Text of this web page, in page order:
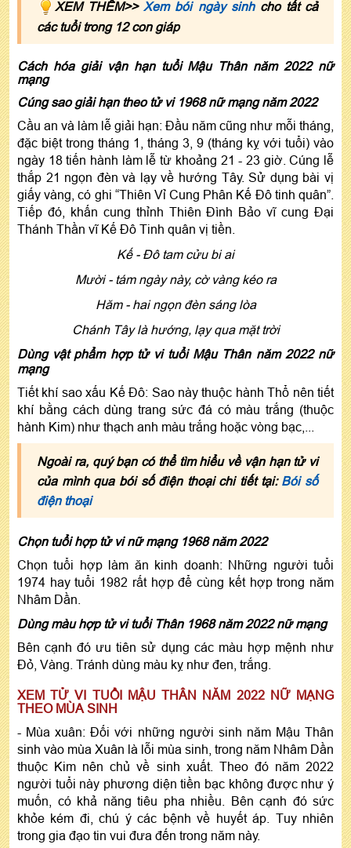
XEM THÊM>> Xem bói ngày sinhcho tất cả
các tuổi trong 12 con giáp
Cách hóa giải vận hạn tuổi Mậu Thân năm 2022 nữ
mạng
Cúng sao giải hạn theo tử vi 1968 nữ mạng năm 2022
Cầu an và làm lễ giải hạn: Đầu năm cũng như mỗi tháng,
đặc biệt trong tháng 1, tháng 3, 9 (tháng kỵ với tuổi) vào
ngày 18 tiến hành làm lễ từ khoảng 21 - 23 giờ. Cúng lễ
thắp 21 ngọn đèn và lạy về hướng Tây. Sử dụng bài vị
giấy vàng, có ghi “Thiên Vỉ Cung Phân Kế Đô tinh quân”.
Tiếp đó, khấn cung thỉnh Thiên Đình Bảo vĩ cung Đại
Thánh Thần vĩ Kế Đô Tinh quân vị tiền.
Kế - Đô tam cửu bi ai
Mười - tám ngày này, cờ vàng kéo ra
Hăm - hai ngọn đèn sáng lòa
Chánh Tây là hướng, lạy qua mặt trời
Dùng vật phẩm hợp tử vi tuổi Mậu Thân năm 2022 nữ
mạng
Tiết khí sao xấu Kế Đô: Sao này thuộc hành Thổ nên tiết
khí bằng cách dùng trang sức đá có màu trắng (thuộc
hành Kim) như thạch anh màu trắng hoặc vòng bạc,...
Ngoài ra, quý bạn có thể tìm hiểu về vận hạn tử vi
của mình qua bói số điện thoại chi tiết tại: Bói số
điện thoại
Chọn tuổi hợp tử vi nữ mạng 1968 năm 2022
Chọn tuổi hợp làm ăn kinh doanh: Những người tuổi
1974 hay tuổi 1982 rất hợp để cùng kết hợp trong năm
Nhâm Dần.
Dùng màu hợp tử vi tuổi Thân 1968 năm 2022 nữ mạng
Bên cạnh đó ưu tiên sử dụng các màu hợp mệnh như
Đỏ, Vàng. Tránh dùng màu kỵ như đen, trắng.
XEM TỬ VI TUỔI MẬU THÂN NĂM 2022 NỮ MẠNG
THEO MÙA SINH
- Mùa xuân: Đối với những người sinh năm Mậu Thân
sinh vào mùa Xuân là lỗi mùa sinh, trong năm Nhâm Dần
thuộc Kim nên chủ về sinh xuất. Theo đó năm 2022
người tuổi này phương diện tiền bạc không được như ý
muốn, có khả năng tiêu pha nhiều. Bên cạnh đó sức
khỏe kém đi, chú ý các bệnh về huyết áp. Tuy nhiên
trong gia đạo tin vui đưa đến trong năm này.